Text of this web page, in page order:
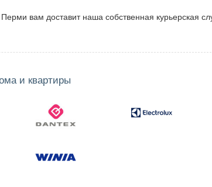
Перми вам доставит наша собственная курьерская
и квартиры